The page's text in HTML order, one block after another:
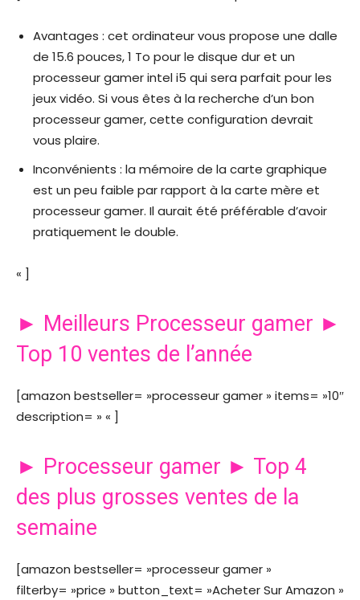
Avantages : cet ordinateur vous propose une dalle
de 15.6 pouces, 1 To pour le disque dur et un
processeur gamer intel i5 qui sera parfait pour les
jeux vidéo. Si vous êtes à la recherche d’un bon
processeur gamer, cette configuration devrait
vous plaire.
Inconvénients : la mémoire de la carte graphique
est un peu faible par rapport à la carte mère et
processeur gamer. Il aurait été préférable d’avoir
pratiquement le double.
« ]
► Meilleurs Processeur gamer ►
Top 10 ventes de l’année
[amazon bestseller= »processeur gamer » items= »10″
description= » « ]
► Processeur gamer ► Top 4
des plus grosses ventes de la
semaine
[amazon bestseller= »processeur gamer »
filterby= »price » button_text= »Acheter Sur Amazon »